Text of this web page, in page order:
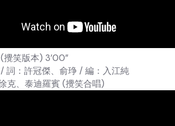
攪笑版本) 3’00”
詞：許冠傑、俞琤 / 編：入江純
克、泰迪羅賓 (攪笑合唱)